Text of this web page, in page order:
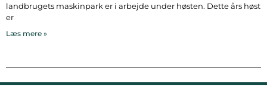
landbrugets maskinpark er i arbejde under høsten. Dette års høst
er
Læs mere »